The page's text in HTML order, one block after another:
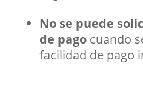
No se puede
de pago cuando
facilidad de pago